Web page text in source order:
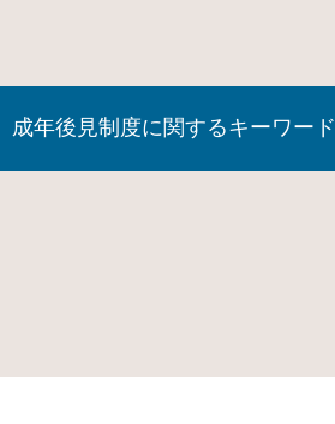
成年後見制度に関するキーワード